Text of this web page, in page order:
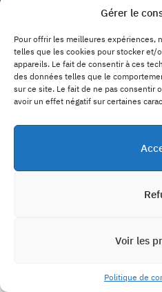
Gérer le
Pour offrir les meilleures expériences,
telles que les cookies pour stocker et/
appareils. Le fait de consentir à ces
des données telles que le
sur ce site. Le fait de ne pas consentir
avoir un effet négatif sur certaines
Voir les
Politique de
Accès rapide
La faculté
Formations longues
Soins dentaires
Ressources universitaires
Admission & inscription
Presse
Déclaration d’accessibilité
Mentions